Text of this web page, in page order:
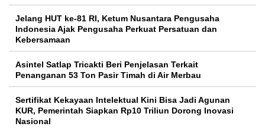
Jelang HUT ke-81 RI, Ketum Nusantara Pengusaha
Indonesia Ajak Pengusaha Perkuat Persatuan dan
Kebersamaan
Asintel Satlap Tricakti Beri Penjelasan Terkait
Penanganan 53 Ton Pasir Timah di Air Merbau
Sertifikat Kekayaan Intelektual Kini Bisa Jadi Agunan
KUR, Pemerintah Siapkan Rp10 Triliun Dorong Inovasi
Nasional